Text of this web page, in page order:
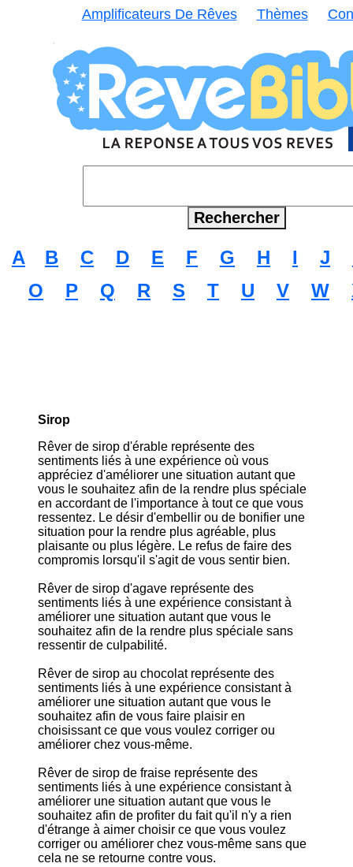
Amplificateurs De Rêves Thèmes
A B C D E F G H I J
O
P Q R S T U V W
Sirop
Rêver de sirop d'érable représente des
sentiments liés à une expérience où vous
appréciez d'améliorer une situation autant que
vous le souhaitez afin de la rendre plus spéciale
en accordant de l'importance à tout ce que vous
ressentez. Le désir d'embellir ou de bonifier une
situation pour la rendre plus agréable, plus
plaisante ou plus légère. Le refus de faire des
compromis lorsqu'il s'agit de vous sentir bien.
Rêver de sirop d'agave représente des
sentiments liés à une expérience consistant à
améliorer une situation autant que vous le
souhaitez afin de la rendre plus spéciale sans
ressentir de culpabilité.
Rêver de sirop au chocolat représente des
sentiments liés à une expérience consistant à
améliorer une situation autant que vous le
souhaitez afin de vous faire plaisir en
choisissant ce que vous voulez corriger ou
améliorer chez vous-même.
Rêver de sirop de fraise représente des
sentiments liés à une expérience consistant à
améliorer une situation autant que vous le
souhaitez afin de profiter du fait qu'il n'y a rien
d'étrange à aimer choisir ce que vous voulez
corriger ou améliorer chez vous-même sans que
cela ne se retourne contre vous.